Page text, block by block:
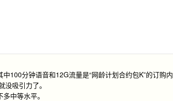
100分钟语音和12G流量是“网龄计划合约包K”的订购内
吸引力了。
中等水平。